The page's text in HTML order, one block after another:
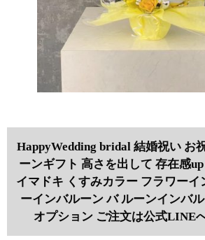
HappyWedding bridal 結婚祝い お
ーンギフト 高さを出して 存在感
イマドキ くすみカラー フラワーイ
ーインバルーン バ ルーンインバ
オプション ご注文は公式LINE